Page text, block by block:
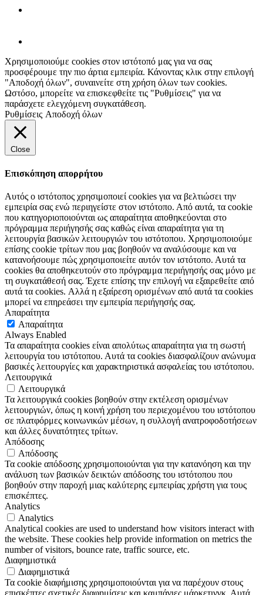
Χρησιμοποιούμε cookies στον ιστότοπό μας για να σας
προσφέρουμε την πιο άρτια εμπειρία. Κάνοντας κλικ στην επιλογή
"Αποδοχή όλων", συναινείτε στη χρήση όλων των cookies.
Ωστόσο, μπορείτε να επισκεφθείτε τις "Ρυθμίσεις" για να
παράσχετε ελεγχόμενη συγκατάθεση.
Ρυθμίσεις Αποδοχή όλων
Close
Επισκόπηση απορρήτου
Αυτός ο ιστότοπος χρησιμοποιεί cookies για να βελτιώσει την
εμπειρία σας ενώ περιηγείστε στον ιστότοπο. Από αυτά, τα cookie
που κατηγοριοποιούνται ως απαραίτητα αποθηκεύονται στο
πρόγραμμα περιήγησής σας καθώς είναι απαραίτητα για τη
λειτουργία βασικών λειτουργιών του ιστότοπου. Χρησιμοποιούμε
επίσης cookie τρίτων που μας βοηθούν να αναλύσουμε και να
κατανοήσουμε πώς χρησιμοποιείτε αυτόν τον ιστότοπο. Αυτά τα
cookies θα αποθηκευτούν στο πρόγραμμα περιήγησής σας μόνο με
τη συγκατάθεσή σας. Έχετε επίσης την επιλογή να εξαιρεθείτε από
αυτά τα cookies. Αλλά η εξαίρεση ορισμένων από αυτά τα cookies
μπορεί να επηρεάσει την εμπειρία περιήγησής σας.
Απαραίτητα
Απαραίτητα
Always Enabled
Τα απαραίτητα cookies είναι απολύτως απαραίτητα για τη σωστή
λειτουργία του ιστότοπου. Αυτά τα cookies διασφαλίζουν ανώνυμα
βασικές λειτουργίες και χαρακτηριστικά ασφαλείας του ιστότοπου.
Λειτουργικά
Λειτουργικά
Τα λειτουργικά cookies βοηθούν στην εκτέλεση ορισμένων
λειτουργιών, όπως η κοινή χρήση του περιεχομένου του ιστότοπου
σε πλατφόρμες κοινωνικών μέσων, η συλλογή ανατροφοδοτήσεων
και άλλες δυνατότητες τρίτων.
Απόδοσης
Απόδοσης
Τα cookie απόδοσης χρησιμοποιούνται για την κατανόηση και την
ανάλυση των βασικών δεικτών απόδοσης του ιστότοπου που
βοηθούν στην παροχή μιας καλύτερης εμπειρίας χρήστη για τους
επισκέπτες.
Analytics
Analytics
Analytical cookies are used to understand how visitors interact with
the website. These cookies help provide information on metrics the
number of visitors, bounce rate, traffic source, etc.
Διαφημιστικά
Διαφημιστικά
Τα cookie διαφήμισης χρησιμοποιούνται για να παρέχουν στους
επισκέπτες σχετικές διαφημίσεις και καμπάνιες μάρκετινγκ. Αυτά